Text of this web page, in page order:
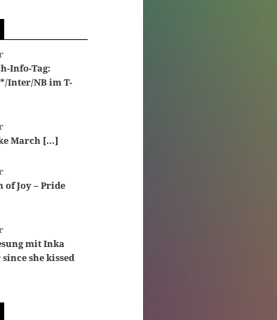
Info-Tag:
Inter/NB im T-
March [...]
of Joy – Pride
mit Inka
she kissed